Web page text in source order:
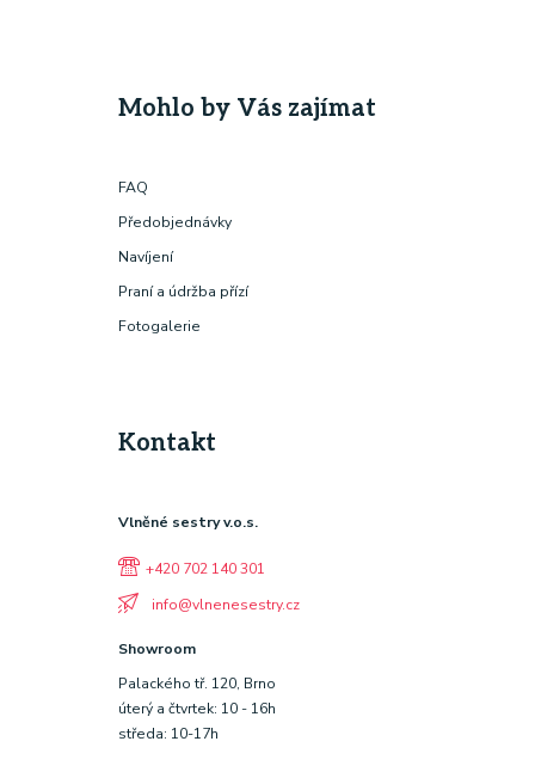
Mohlo by Vás zajímat
FAQ
Předobjednávky
Navíjení
Praní a údržba přízí
Fotogalerie
Kontakt
Vlněné sestry v.o.s.
+420 702 140 301
info@vlnenesestry.cz
Showroom
Palackého tř. 120, Brno
úterý a čtvrtek: 10 - 16h
středa: 10-17h